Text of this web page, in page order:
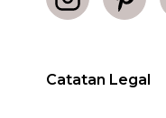
Catatan Legal